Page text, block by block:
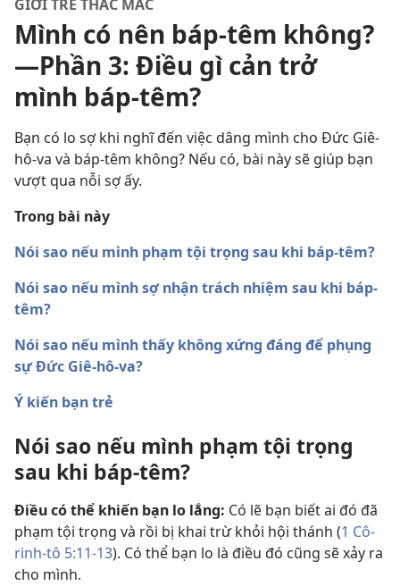
GIỚI TRẺ THẮC MẮC
Mình có nên báp-têm không?​
—Phần 3: Điều gì cản trở
mình báp-têm?
Bạn có lo sợ khi nghĩ đến việc dâng mình cho Đức Giê-
hô-va và báp-têm không? Nếu có, bài này sẽ giúp bạn
vượt qua nỗi sợ ấy.
Trong bài này
Nói sao nếu mình phạm tội trọng sau khi báp-têm?
Nói sao nếu mình sợ nhận trách nhiệm sau khi báp-
têm?
Nói sao nếu mình thấy không xứng đáng để phụng
sự Đức Giê-hô-va?
Ý kiến bạn trẻ
Nói sao nếu mình phạm tội trọng
sau khi báp-têm?
Điều có thể khiến bạn lo lắng: Có lẽ bạn biết ai đó đã
phạm tội trọng và rồi bị khai trừ khỏi hội thánh (1 Cô-
rinh-tô 5:11-13). Có thể bạn lo là điều đó cũng sẽ xảy ra
cho mình.